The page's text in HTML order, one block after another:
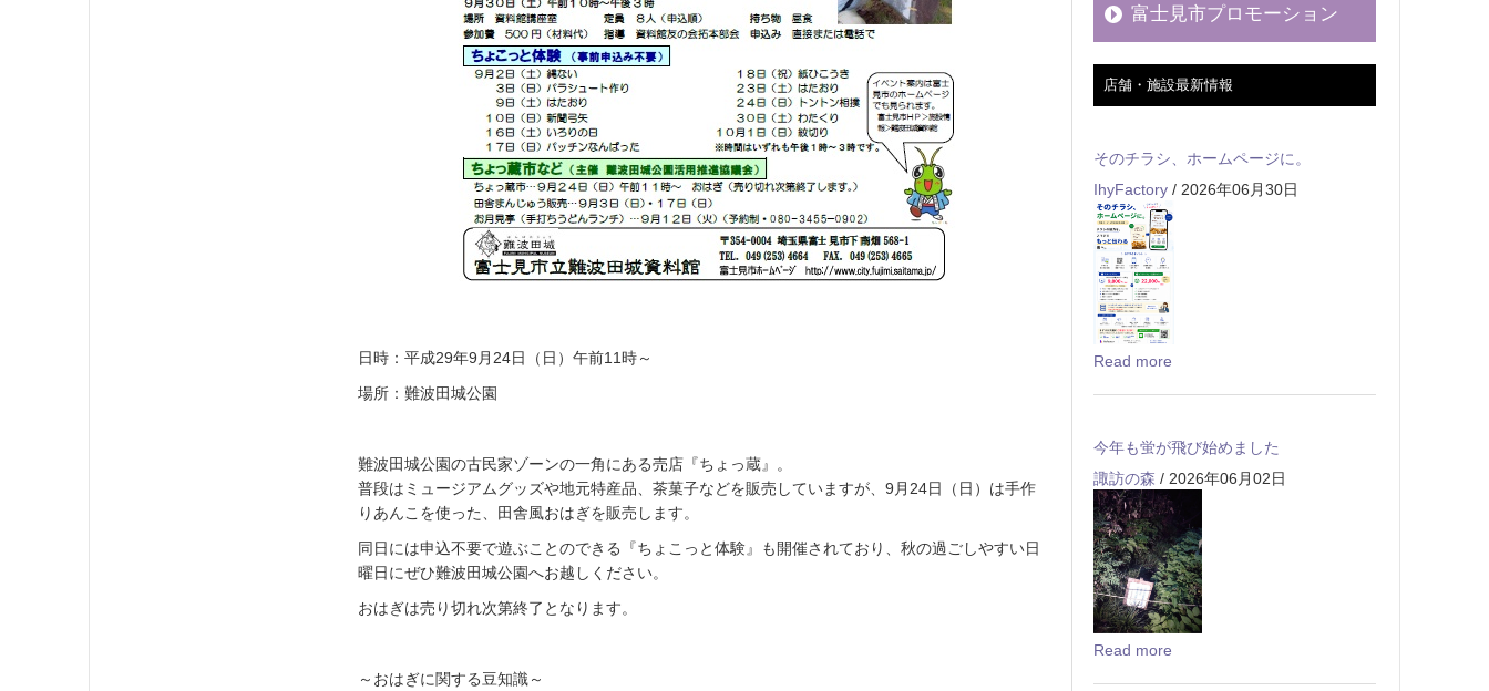
日時：平成29年9月24日（日）午前11時～
場所：難波田城公園
難波田城公園の古民家ゾーンの一角にある売店『ちょっ蔵』。
普段はミュージアムグッズや地元特産品、茶菓子などを販売していますが、9月24日（日）は手作
りあんこを使った、田舎風おはぎを販売します。
同日には申込不要で遊ぶことのできる『ちょこっと体験』も開催されており、秋の過ごしやすい日
曜日にぜひ難波田城公園へお越しください。
おはぎは売り切れ次第終了となります。
～おはぎに関する豆知識～
富士見市プロモーション
店舗・施設最新情報
そのチラシ、ホームページに。
IhyFactory / 2026年06月30日
Read more
今年も蛍が飛び始めました
諏訪の森 / 2026年06月02日
Read more